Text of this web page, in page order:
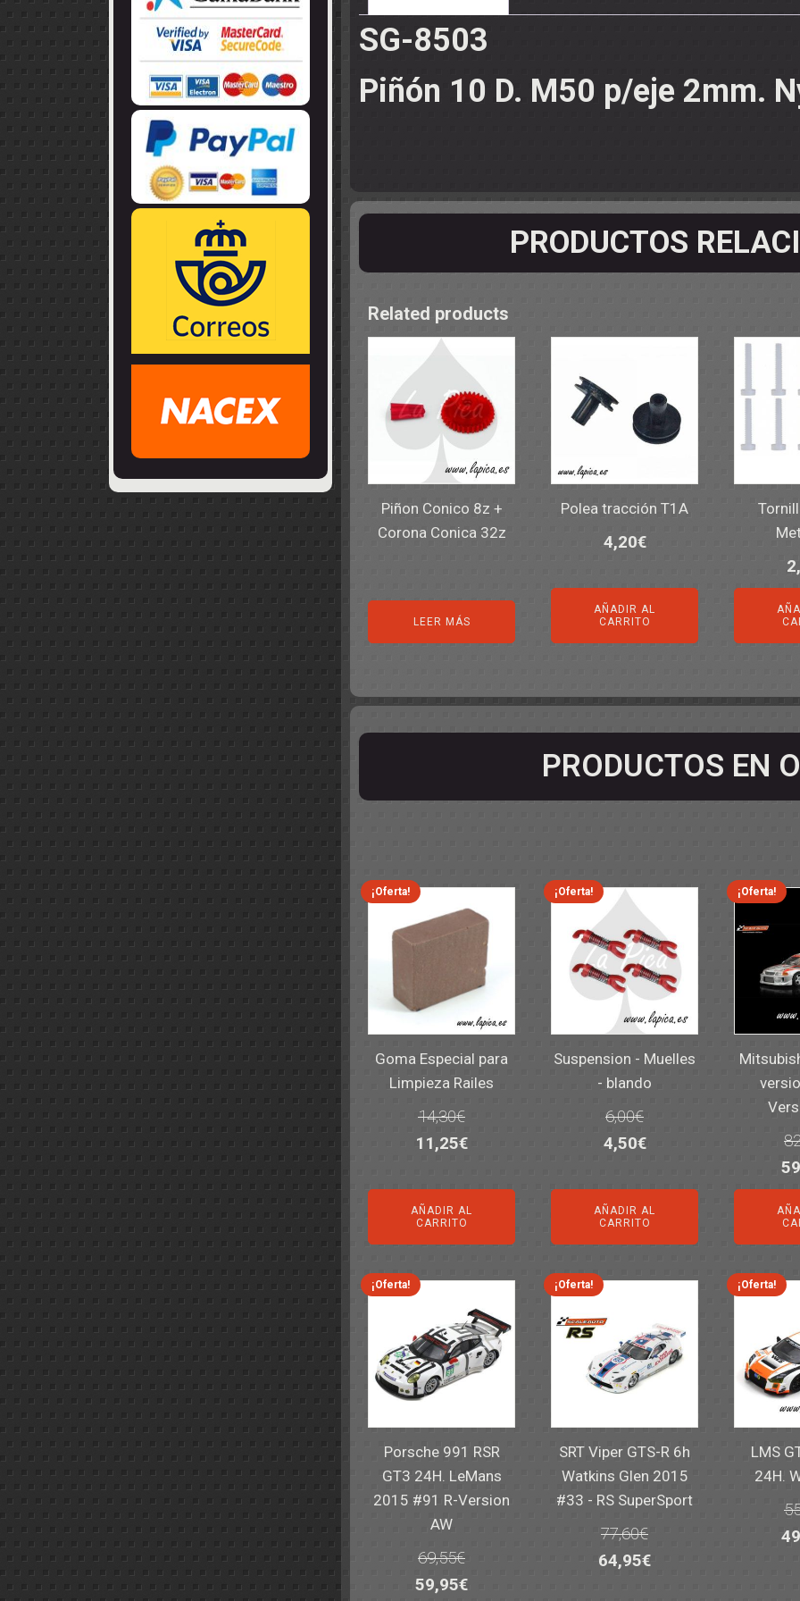
SG-8503
Piñón 10 D. M50 p/eje 2mm.
PRODUCTOS
Related products
Piñon Conico 8z +
Corona Conica 32z
LEER MÁS
Polea tracción T1A
4,20€
AÑADIR AL
CARRITO
PRODUCTOS EN
¡Oferta!
Goma Especial para
Limpieza Railes
14,30€
El
original
era:
14,30€.
11,25€El
actual
11,25€.
AÑADIR AL
CARRITO
¡Oferta!
Suspension - Muelles
- blando
6,00€
El
original
era:
6,00€.
4,50€El
actual
es:
4,50€.
AÑADIR AL
CARRITO
¡Oferta!
El
¡Oferta!
Porsche 991 RSR
GT3 24H. LeMans
2015 #91 R-Version
AW
69,55€
El
59,95€El
¡Oferta!
SRT Viper GTS-R 6h
Watkins Glen 2015
#33 - RS SuperSport
77,60€
El
64,95€El
¡Oferta!
LMS
24H.
El